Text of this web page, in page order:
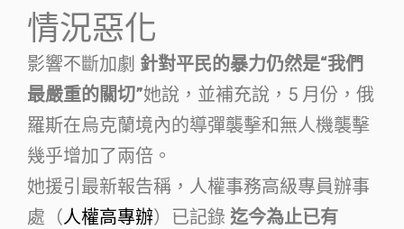
情況惡化
影響不斷加劇 針對平民的暴力仍然是“我們
最嚴重的關切”她說，並補充說，5 月份，俄
羅斯在烏克蘭境內的導彈襲擊和無人機襲擊
幾乎增加了兩倍。
她援引最新報告稱，人權事務高級專員辦事
處（人權高專辦）已記錄 迄今為止已有